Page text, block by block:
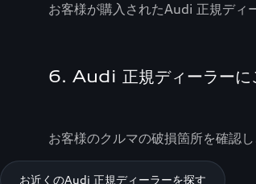
お客様が購入されたAudi 正規デ
6. Audi 正規ディーラーに
お客様のクルマの破損箇所を確認
お近くのAudi 正規ディーラーを探す